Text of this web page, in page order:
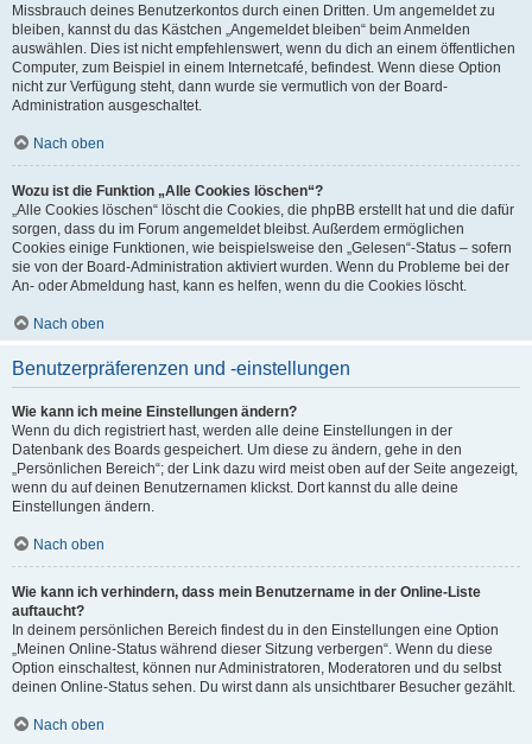
Missbrauch deines Benutzerkontos durch einen Dritten. Um angemeldet zu
bleiben, kannst du das Kästchen „Angemeldet bleiben“ beim Anmelden
auswählen. Dies ist nicht empfehlenswert, wenn du dich an einem öffentlichen
Computer, zum Beispiel in einem Internetcafé, befindest. Wenn diese Option
nicht zur Verfügung steht, dann wurde sie vermutlich von der Board-
Administration ausgeschaltet.
Nach oben
Wozu ist die Funktion „Alle Cookies löschen“?
„Alle Cookies löschen“ löscht die Cookies, die phpBB erstellt hat und die dafür
sorgen, dass du im Forum angemeldet bleibst. Außerdem ermöglichen
Cookies einige Funktionen, wie beispielsweise den „Gelesen“-Status – sofern
sie von der Board-Administration aktiviert wurden. Wenn du Probleme bei der
An- oder Abmeldung hast, kann es helfen, wenn du die Cookies löscht.
Nach oben
Benutzerpräferenzen und -einstellungen
Wie kann ich meine Einstellungen ändern?
Wenn du dich registriert hast, werden alle deine Einstellungen in der
Datenbank des Boards gespeichert. Um diese zu ändern, gehe in den
„Persönlichen Bereich“; der Link dazu wird meist oben auf der Seite angezeigt,
wenn du auf deinen Benutzernamen klickst. Dort kannst du alle deine
Einstellungen ändern.
Nach oben
Wie kann ich verhindern, dass mein Benutzername in der Online-Liste
auftaucht?
In deinem persönlichen Bereich findest du in den Einstellungen eine Option
„Meinen Online-Status während dieser Sitzung verbergen“. Wenn du diese
Option einschaltest, können nur Administratoren, Moderatoren und du selbst
deinen Online-Status sehen. Du wirst dann als unsichtbarer Besucher gezählt.
Nach oben